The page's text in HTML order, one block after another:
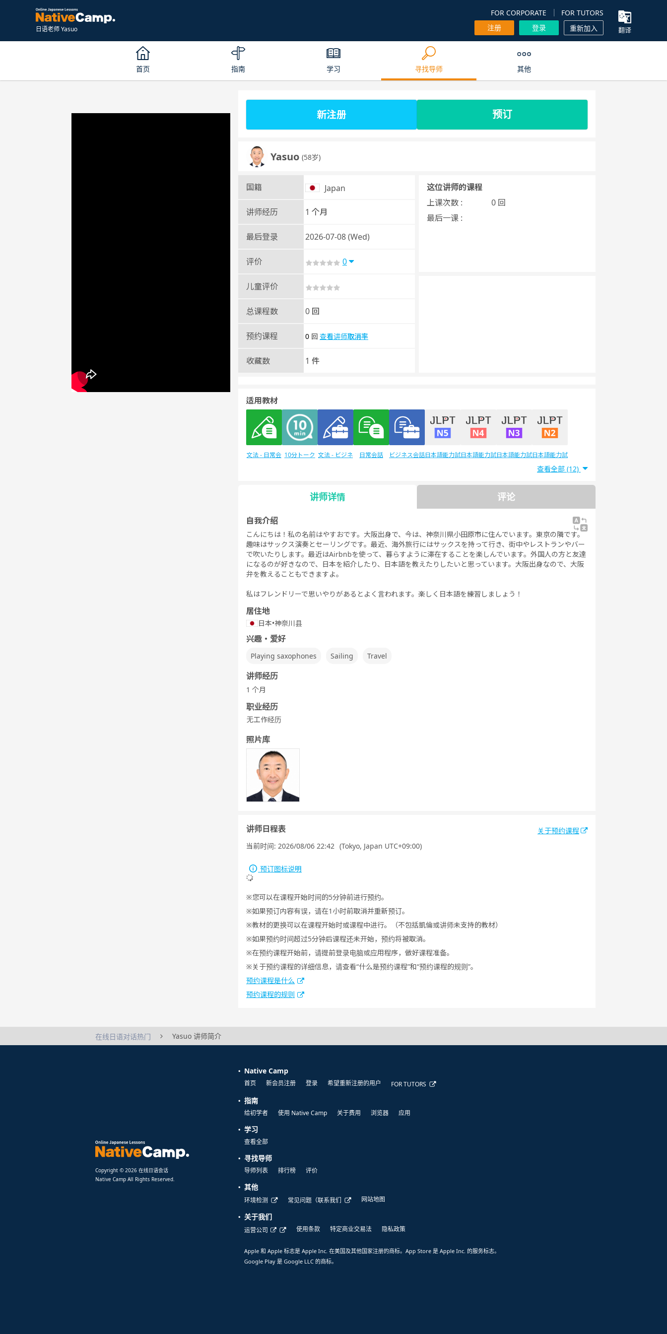
日语老师 Yasuo
FOR CORPORATE
FOR TUTORS
注册
登录 重新加入 翻译
首页 指南 学习 寻找导师 其他
新注册 预订
Yasuo (58岁)
国籍 Japan
讲师经历 1 个月
最后登录 2026-07-08 (Wed)
评价 0
儿童评价
总课程数 0 回
预约课程 0 回 查看讲师取消率
收藏数 1 件
这位讲师的课程
上课次数 :
0 回
最后一课 :
适用教材
文法 - 日常会 10分トーク 文法 - ビジネ
日常会話 ビジネス会話日本語能力試日本語能力試日本語能力試日本語能力試
験2級
験1級
查看全部 (12)
讲师详情 评论
自我介绍
こんにちは！私の名前はやすおです。大阪出身で、今は、神奈川県小田原市に住んでいます。東京の隣です。
趣味はサックス演奏とセーリングです。最近、海外旅行にはサックスを持って行き、街中やレストランやバー
で吹いたりします。最近はAirbnbを使って、暮らすように滞在することを楽しんでいます。外国人の方と友達
になるのが好きなので、日本を紹介したり、日本語を教えたりしたいと思っています。大阪出身なので、大阪
弁を教えることもできますよ。
私はフレンドリーで思いやりがあるとよく言われます。楽しく日本語を練習しましょう！
居住地
日本•神奈川县
兴趣・爱好
Playing saxophones Sailing Travel
讲师经历
1 个月
职业经历
无工作经历
照片库
讲师日程表
关于预约课程
当前时间: 2026/08/06 22:42 (Tokyo, Japan UTC+09:00)
预订图标说明
您可以在课程开始时间的5分钟前进行预约。
如果预订内容有误，请在1小时前取消并重新预订。
教材的更换可以在课程开始时或课程中进行。（不包括凱倫或讲师未支持的教材）
如果预约时间超过5分钟后课程还未开始，预约将被取消。
在预约课程开始前，请提前登录电脑或应用程序，做好课程准备。
关于预约课程的详细信息，请查看“什么是预约课程”和“预约课程的规则”。
预约课程是什么
预约课程的规则
在线日语对话热门 Yasuo 讲师简介
Copyright © 2026 在线日语会话
Native Camp All Rights Reserved.
Native Camp
首页 新会员注册 登录 希望重新注册的用户 FOR TUTORS
指南
给初学者 使用 Native Camp 关于费用 浏览器 应用
学习
查看全部
寻找导师
导师列表 排行榜 评价
其他
环境检测 常见问题（联系我们 网站地图
关于我们
运营公司 使用条款 特定商业交易法 隐私政策
Apple 和 Apple 标志是 Apple Inc. 在美国及其他国家注册的商标。App Store 是 Apple Inc. 的服务标志。
Google Play 是 Google LLC 的商标。